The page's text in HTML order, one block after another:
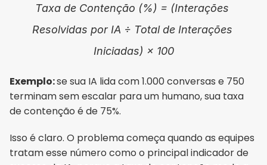
Taxa de Contenção (%) = (Interações
Resolvidas por IA ÷ Total de Interações
Iniciadas) × 100
Exemplo: se sua IA lida com 1.000 conversas e 750
terminam sem escalar para um humano, sua taxa
de contenção é de 75%.
Isso é claro. O problema começa quando as equipes
tratam esse número como o principal indicador de